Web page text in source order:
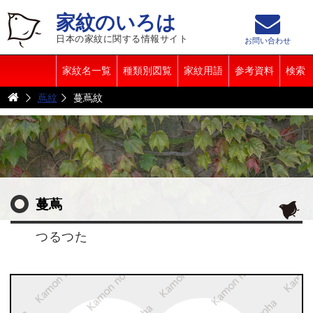
家紋のいろは
日本の家紋に関する情報サイト
家紋名一覧 種類別図覧 家紋用語 参考資料 検索
お問い合わせ
蔦紋 蔓蔦紋
蔓蔦
つるつた